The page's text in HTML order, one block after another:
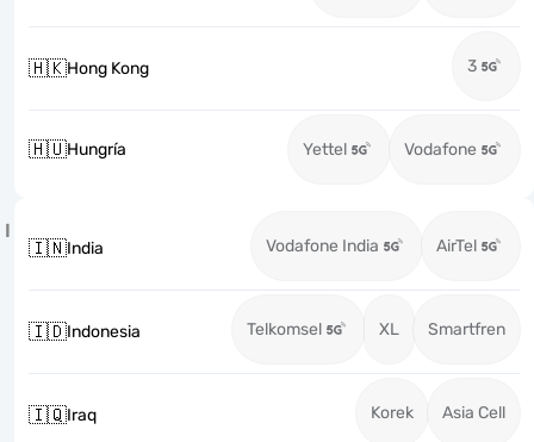
🇭🇰Hong Kong 3
🇭🇺Hungría Yettel Vodafone
I
🇮🇳India Vodafone India AirTel
🇮🇩Indonesia Telkomsel XL Smartfren
🇮🇶Iraq Korek Asia Cell